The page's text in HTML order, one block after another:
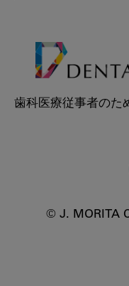
歯科医療従事者のた
© J. MORITA